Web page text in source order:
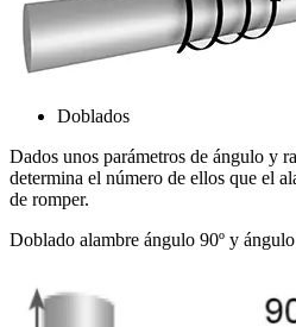
Doblados
Dados unos parámetros de ángulo y
determina el número de ellos que el
de romper.
Doblado alambre ángulo 90º y